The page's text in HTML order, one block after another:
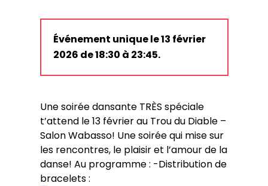
Événement unique le 13 février
2026 de 18:30 à 23:45.
Une soirée dansante TRÈS spéciale
t’attend le 13 février au Trou du Diable –
Salon Wabasso! Une soirée qui mise sur
les rencontres, le plaisir et l’amour de la
danse! Au programme : -Distribution de
bracelets :